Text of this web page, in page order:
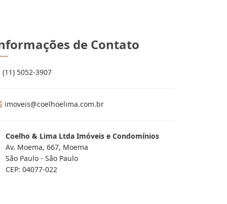
de Contato
(11) 5052-3907
imoveis@coelhoelima.com.br
Coelho & Lima Ltda Imóveis e Condomínios
Av. Moema, 667, Moema
São Paulo - São Paulo
CEP: 04077-022